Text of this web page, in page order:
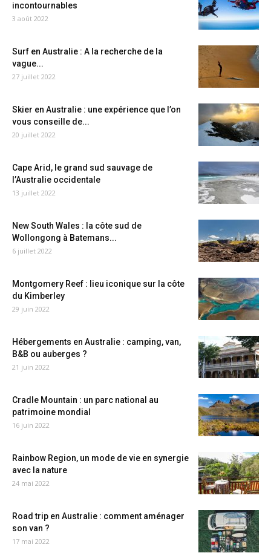
incontournables
3 août 2022
Surf en Australie : A la recherche de la
vague...
27 juillet 2022
Skier en Australie : une expérience que l’on
vous conseille de...
20 juillet 2022
Cape Arid, le grand sud sauvage de
l’Australie occidentale
13 juillet 2022
New South Wales : la côte sud de
Wollongong à Batemans...
6 juillet 2022
Montgomery Reef : lieu iconique sur la côte
du Kimberley
29 juin 2022
Hébergements en Australie : camping, van,
B&B ou auberges ?
21 juin 2022
Cradle Mountain : un parc national au
patrimoine mondial
16 juin 2022
Rainbow Region, un mode de vie en synergie
avec la nature
24 mai 2022
Road trip en Australie : comment aménager
son van ?
17 mai 2022